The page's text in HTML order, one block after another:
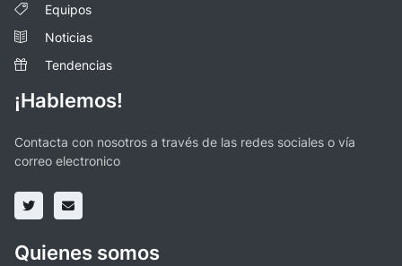
Equipos
Noticias
Tendencias
¡Hablemos!
Contacta con nosotros a través de las redes sociales o vía
correo electronico
Quienes somos